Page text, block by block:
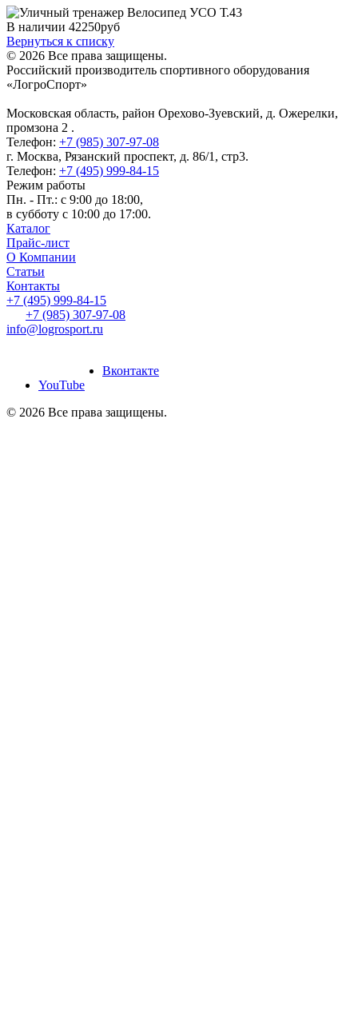
В наличии 42250руб
Вернуться к списку
© 2026 Все права защищены.
Российский производитель спортивного оборудования
«ЛогроСпорт»
Московская область, район Орехово-Зуевский, д. Ожерелки,
промзона 2 .
Телефон: +7 (985) 307-97-08
г. Москва, Рязанский проспект, д. 86/1, стр3.
Телефон: +7 (495) 999-84-15
Режим работы
Пн. - Пт.: с 9:00 до 18:00,
в субботу с 10:00 до 17:00.
Каталог
Прайс-лист
О Компании
Статьи
Контакты
+7 (495) 999-84-15
+7 (985) 307-97-08
info@logrosport.ru
Вконтакте
YouTube
© 2026 Все права защищены.